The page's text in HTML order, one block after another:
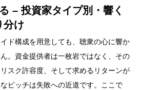
– 投資家タイプ別・響く
分け
ド構成を用意しても、聴衆の心に響か
。資金提供者は一枚岩ではなく、その
スク許容度、そして求めるリターンが
ピッチは失敗への近道です。ここで